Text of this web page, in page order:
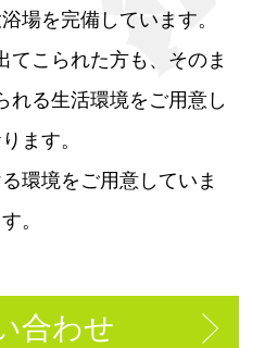
場を完備しています。
てこられた方も、そのま
れる生活環境をご用意し
ます。
環境をご用意していま
す。
合わせ